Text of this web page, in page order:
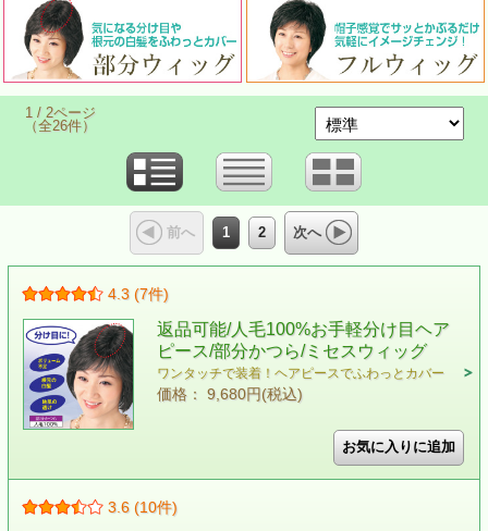
1 / 2ページ
（全26件）
前へ 1 2 次へ
4.3 (7件)
返品可能/人毛100%お手軽分け目ヘア
ピース/部分かつら/ミセスウィッグ
ワンタッチで装着！ヘアピースでふわっとカバー
価格： 9,680円(税込)
3.6 (10件)